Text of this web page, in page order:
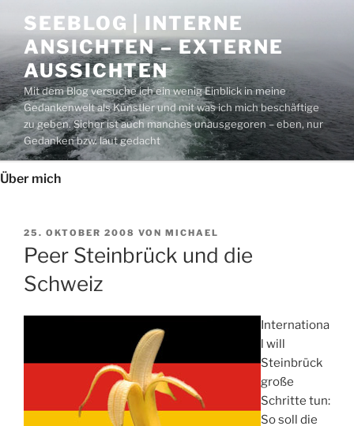
Inhalt
springen
SEEBLOG | INTERNE
ANSICHTEN – EXTERNE
AUSSICHTEN
Mit dem Blog versuche ich ein wenig Einblick in meine
Gedankenwelt als Künstler und mit was ich mich beschäftige
zu geben. Sicher ist auch manches unausgegoren – eben, nur
Gedanken bzw. laut gedacht
Über mich
VERÖFFENTLICHT
AM
25. OKTOBER 2008 VON MICHAEL
Peer Steinbrück und die
Schweiz
Internationa
l will
Steinbrück
große
Schritte tun:
So soll die